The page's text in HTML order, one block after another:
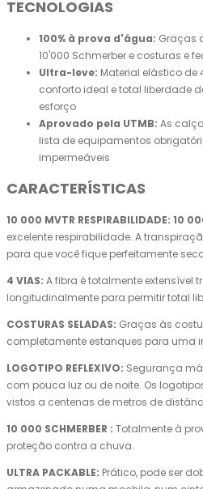
TECNOLOGIAS
100% à prova d'água: Graças
10'000 Schmerber e costuras e
Ultra-leve: Material elástico de
conforto ideal e total liberdade
esforço
Aprovado pela UTMB: As
lista de equipamentos
impermeáveis
CARACTERÍSTICAS
10 000 MVTR RESPIRABILIDADE: 10
excelente respirabilidade. A
para que você fique perfeitamente
4 VIAS: A fibra é totalmente extensível
longitudinalmente para permitir total
COSTURAS SELADAS: Graças às
completamente estanques para uma
LOGOTIPO REFLEXIVO: Segurança
com pouca luz ou de noite. Os
vistos a centenas de metros de
10 000 SCHMERBER : Totalmente à
proteção contra a chuva.
ULTRA PACKABLE: Prático, pode ser